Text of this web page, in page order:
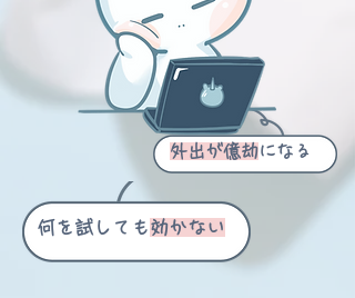
外出が億劫になる
何を試しても効かない